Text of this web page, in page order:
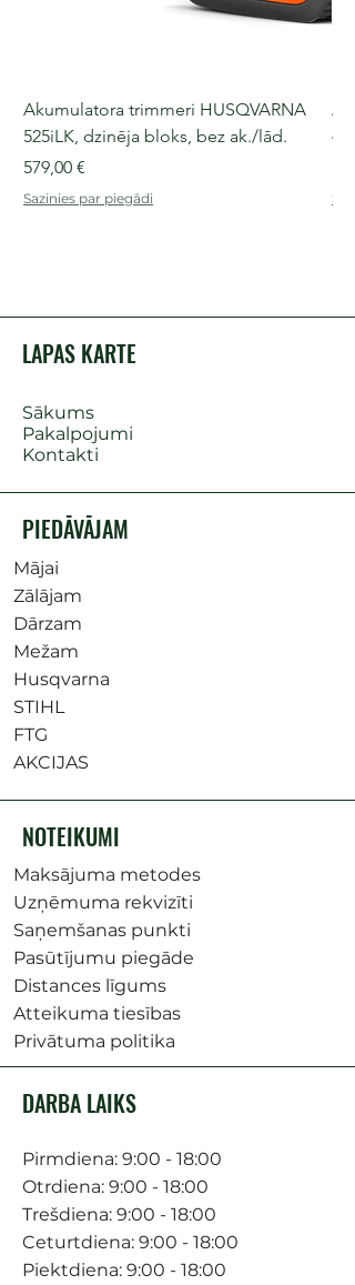
Akumulatora trimmeri HUSQVARNA
525iLK, dzinēja bloks, bez ak./lād.
Cena
579,00 €
Sazinies par piegādi
LAPAS KARTE
Sākums
Pakalpojumi
Kontakti
PIEDĀVĀJAM
Mājai
Zālājam
Dārzam
Mežam
Husqvarna
STIHL
FTG
AKCIJAS
NOTEIKUMI
Maksājuma metodes
Uzņēmuma rekvizīti
Saņemšanas punkti
Pasūtījumu piegāde
Distances līgums
Atteikuma tiesības
Privātuma politika
DARBA LAIKS
Pirmdiena: 9:00 - 18:00
Otrdiena: 9:00 - 18:00
Trešdiena: 9:00 - 18:00
Ceturtdiena: 9:00 - 18:00
Piektdiena: 9:00 - 18:00